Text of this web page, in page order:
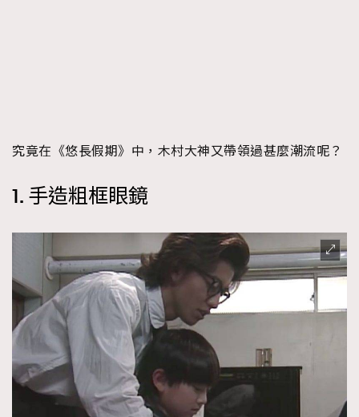
究竟在《悠長假期》中，木村大神又帶領過甚麼潮流呢？
1. 手造粗框眼鏡